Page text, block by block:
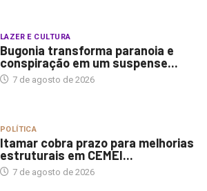
LAZER E CULTURA
Bugonia transforma paranoia e
conspiração em um suspense...
7 de agosto de 2026
POLÍTICA
Itamar cobra prazo para melhorias
estruturais em CEMEI...
7 de agosto de 2026